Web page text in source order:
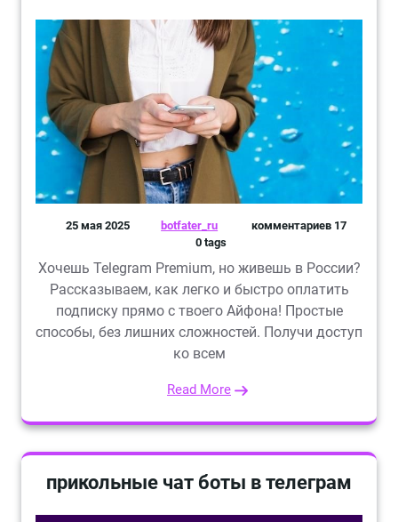
25 мая 2025 botfater_ru
комментариев 17
0 tags
Хочешь Telegram Premium, но живешь в России?
Рассказываем, как легко и быстро оплатить
подписку прямо с твоего Айфона! Простые
способы, без лишних сложностей. Получи доступ
ко всем
Read More
прикольные чат боты в телеграм